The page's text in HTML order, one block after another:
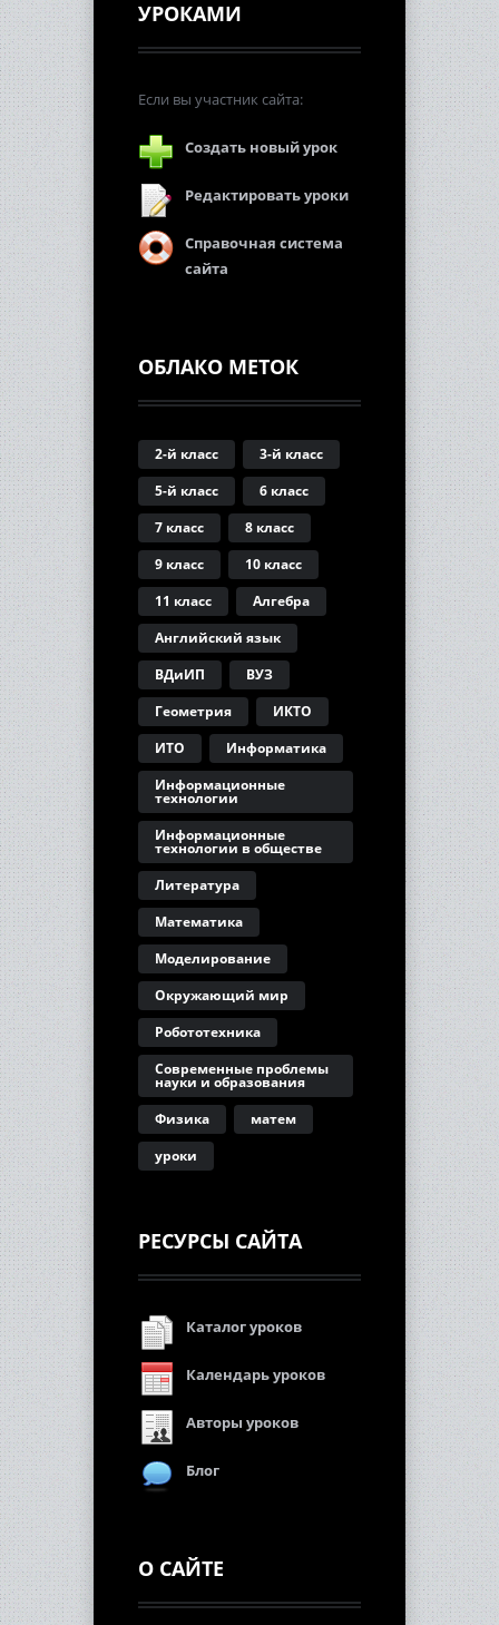
УРОКАМИ
Если вы участник сайта:
Создать новый урок
Редактировать уроки
Справочная система
сайта
ОБЛАКО МЕТОК
2-й класс
3-й класс
5-й класс
6 класс
7 класс
8 класс
9 класс
10 класс
11 класс
Алгебра
Английский язык
ВДиИП
ВУЗ
Геометрия
ИКТО
ИТО
Информатика
Информационные
технологии
Информационные
технологии в обществе
Литература
Математика
Моделирование
Окружающий мир
Робототехника
Современные проблемы
науки и образования
Физика
матем
уроки
РЕСУРСЫ САЙТА
Каталог уроков
Календарь уроков
Авторы уроков
Блог
О САЙТЕ